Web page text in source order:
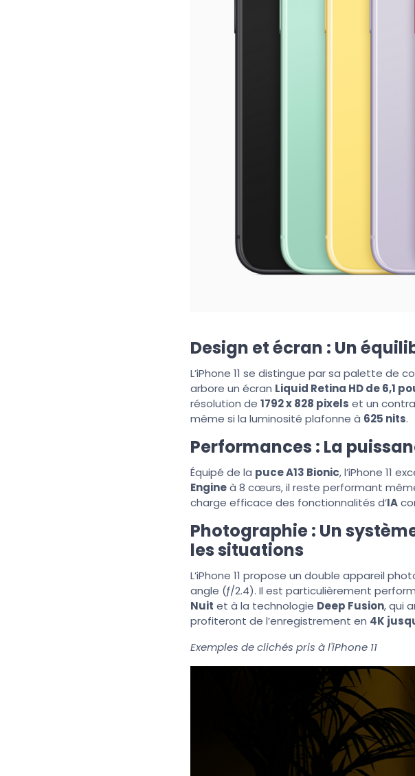
Design et écran : Un
L’iPhone 11 se distingue par sa palette de
arbore un écran Liquid Retina HD de 6,1
résolution de 1792 x 828 pixels et un
même si la luminosité plafonne à 625 nits.
Performances : La
Équipé de la puce A13 Bionic, l’iPhone 11
Engineà 8 cœurs, il reste performant
charge efficace des fonctionnalités d’IA
Photographie : Un
les situations
L’iPhone 11 propose un double appareil
angle (ƒ/2.4). Il est particulièrement
Nuit et à la technologie Deep Fusion, qui
profiteront de l’enregistrement en 4K
Exemples de clichés pris à l'iPhone 11